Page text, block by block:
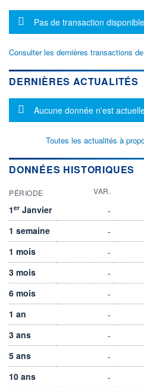
Message d'information
Pas de transaction disponible
Consulter les dernières transactions
DERNIÈRES ACTUALITÉS
Message d'information
Aucune donnée n'est
Toutes les actualités à
DONNÉES HISTORIQUES
PÉRIODE VAR.
1er Janvier -
1 semaine
-
1 mois
-
3 mois
-
6 mois
-
1 an
-
3 ans
-
5 ans
-
10 ans
-